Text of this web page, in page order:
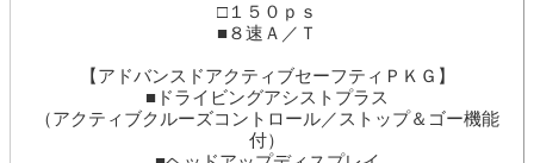
□１５０ｐｓ
■８速Ａ／Ｔ
【アドバンスドアクティブセーフティＰＫＧ】
■ドライビングアシストプラス
（アクティブクルーズコントロール／ストップ＆ゴー機能
付）